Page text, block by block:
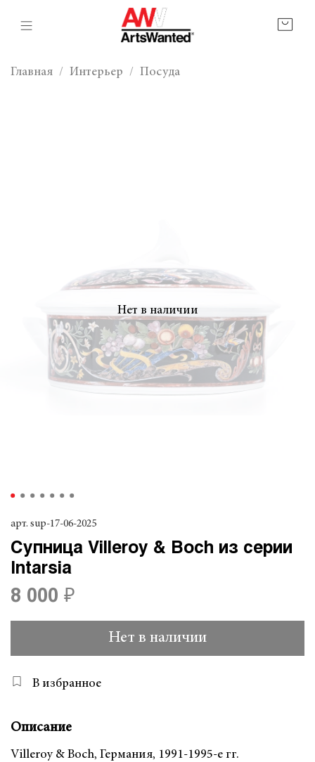
Главная Интерьер Посуда
Нет в наличии
арт. sup-17-06-2025
Супница Villeroy & Boch из серии
Intarsia
8 000 ₽
Нет в наличии
В избранное
Описание
Villeroy & Boch, Германия, 1991-1995-е гг.